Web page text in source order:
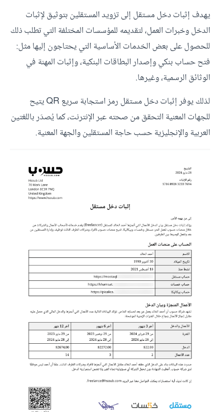
يهدف إثبات دخل مستقل إلى تزويد المستقلين بتوثيق لإثبات
الدخل وخبرات العمل، لتقديمه للمؤسسات المختلفة التي تطلب ذلك
للحصول على بعض الخدمات الأساسية التي يحتاجون إليها مثل:
فتح حساب بنكي وإصدار البطاقات البنكية، وإثبات المهنة في
الوثائق الرسمية، وغيرها.
لذلك يوفر إثبات دخل مستقل رمز استجابة سريع QR يتيح
للجهات المعنية التحقق من صحته عبر الإنترنت، كما يُصدَر باللغتين
العربية والإنجليزية حسب حاجة المستقلين والجهة المعنية.